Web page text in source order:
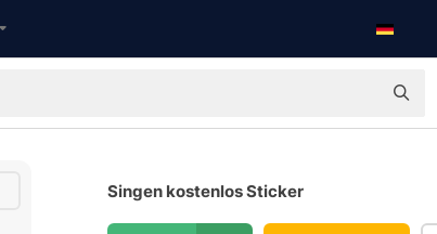
Singen kostenlos Sticker